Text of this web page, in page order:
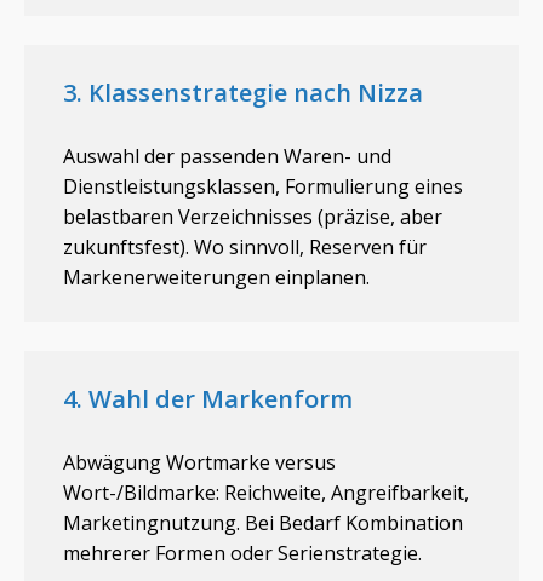
3. Klassenstrategie nach Nizza
Auswahl der passenden Waren- und
Dienstleistungsklassen, Formulierung eines
belastbaren Verzeichnisses (präzise, aber
zukunftsfest). Wo sinnvoll, Reserven für
Markenerweiterungen einplanen.
4. Wahl der Markenform
Abwägung Wortmarke versus
Wort-/Bildmarke: Reichweite, Angreifbarkeit,
Marketingnutzung. Bei Bedarf Kombination
mehrerer Formen oder Serienstrategie.